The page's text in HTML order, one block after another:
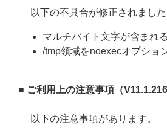
以下の不具合が修正されました
マルチバイト文字が含まれ
/tmp領域をnoexecオプショ
■ ご利用上の注意事項（
以下の注意事項があります。